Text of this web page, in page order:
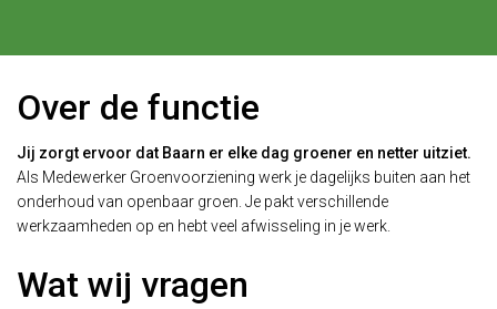
Over de functie
Jij zorgt ervoor dat Baarn er elke dag groener en netter uitziet.
Als Medewerker Groenvoorziening werk je dagelijks buiten aan het
onderhoud van openbaar groen. Je pakt verschillende
werkzaamheden op en hebt veel afwisseling in je werk.
Wat wij vragen